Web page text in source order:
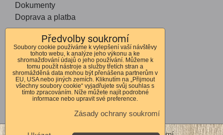
Dokumenty
Doprava a platba
Kontakt
Andrea Mohauptová
Kvítkov 56
Česká Lípa
470 01
DIČ CZ7762262310
Předvolby soukromí
Soubory cookie používáme k vylepšení vaší návštěvy
tohoto webu, k analýze jeho výkonu a ke
shromažďování údajů o jeho používání. Můžeme k
tomu použít nástroje a služby třetích stran a
shromážděná data mohou být přenášena partnerům v
EU, USA nebo jiných zemích. Kliknutím na „Přijmout
všechny soubory cookie“ vyjadřujete svůj souhlas s
tímto zpracováním. Níže můžete najít podrobné
informace nebo upravit své preference.
Zásady ochrany soukromí